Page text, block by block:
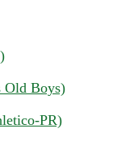
Old Boys)
PR)